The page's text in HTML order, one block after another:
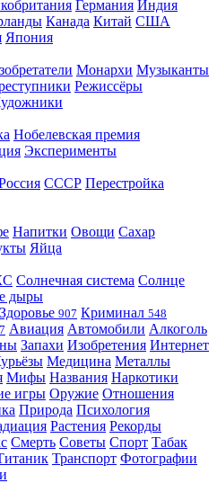
Германия Индия
Канада Китай США
Япония
Монархи Музыканты
Режиссёры
Нобелевская премия
Эксперименты
СССР Перестройка
Напитки Овощи Сахар
Яйца
Солнечная система Солнце
дыры
Здоровье 907 Криминал 548
Авиация Автомобили Алкоголь
Запахи Изобретения Интернет
Медицина Металлы
Мифы Названия Наркотики
игры Оружие Отношения
Природа Психология
Растения Рекорды
Смерть Советы Спорт Табак
Транспорт Фотографии